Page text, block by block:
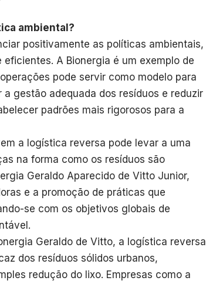
ambiental?
positivamente as políticas ambientais,
A Bionergia é um exemplo de
pode servir como modelo para
gestão adequada dos resíduos e reduzir
padrões mais rigorosos para a
a logística reversa pode levar a uma
na forma como os resíduos são
Geraldo Aparecido de Vitto Junior,
e a promoção de práticas que
se com os objetivos globais de
Geraldo de Vitto, a logística reversa
dos resíduos sólidos urbanos,
redução do lixo. Empresas como a